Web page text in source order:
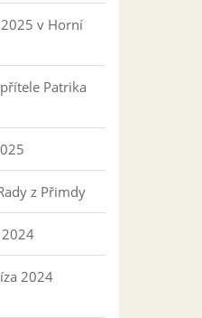
v Horní
Patrika
z Přimdy
2024